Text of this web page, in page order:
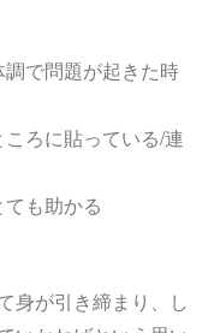
で問題が起きた時
ろに貼っている/連
も助かる
身が引き締まり、し